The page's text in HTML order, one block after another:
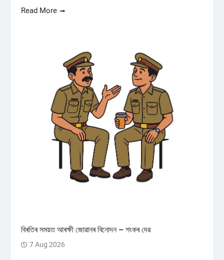
Read More
বিৰতিৰ সময়ত আৰক্ষী জোৱানৰ বিনোদন – শংকৰ দেৱ
7 Aug 2026